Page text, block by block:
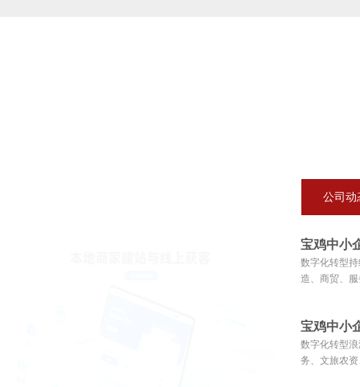
公司动
宝鸡中小
数字化转型
造、商贸、
宝鸡中小
数字化转型
务、文旅农